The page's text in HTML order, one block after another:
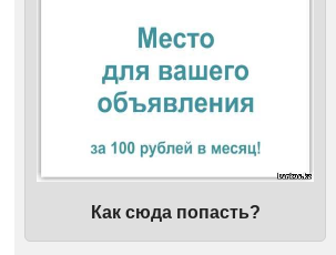
Как сюда попасть?